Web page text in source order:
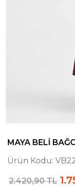
MAYA BELI
Ürün Kodu:
2.420,90 TL